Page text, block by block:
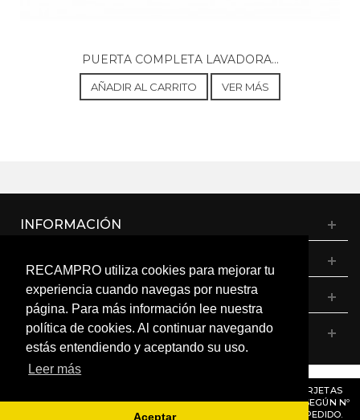
RECAMPRO utiliza cookies para mejorar tu
experiencia cuando navegas por nuestra
página. Para más información lee nuestra
política de cookies. Al continuar navegando
estás entendiendo y aceptando su uso.
Leer más
Aceptar
PUERTA COMPLETA LAVADORA...
AÑADIR AL CARRITO VER MÁS
: RECORDAMOS QUE MÓDULOS, PROGRAMADORES Y TARJETAS
ELECTRÓNICAS DENTRO DEL MISMO MODELO PUEDEN VARIAR SEGÚN Nº
DE SERIE O VERSIÓN. CONSÚLTANOS ANTES DE REALIZAR UN PEDIDO.
INFORMACIÓN
MI CUENTA
CONTÁCTANOS